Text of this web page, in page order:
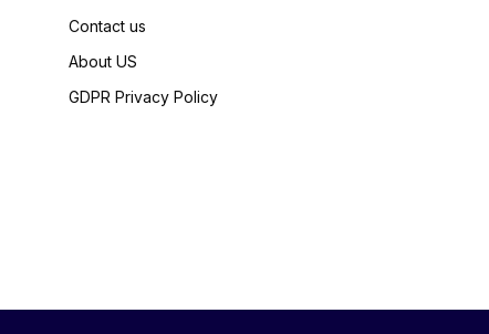
Contact us
About US
GDPR Privacy Policy